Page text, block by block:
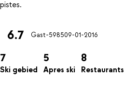
6.7 Gast-598509-01-2016
7
Ski gebied
5
Apres ski
8
Restaurants